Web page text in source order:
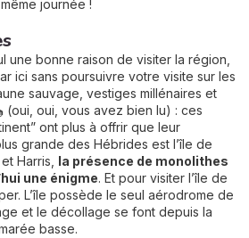
journée !
une bonne raison de visiter la région,
ici sans poursuivre votre visite sur les
sauvage, vestiges millénaires et
(oui, oui, vous avez bien lu) : ces
ont plus à offrir que leur
grande des Hébrides est l’île de
Harris, la présence de monolithes
une énigme. Et pour visiter l’île de
L’île possède le seul aérodrome de
et le décollage se font depuis la
basse.